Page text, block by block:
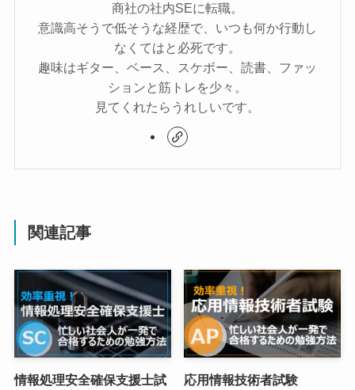
商社の社内SEに転職。
意識高そうで低そうな経歴で、いつも何か行動し
なくてはと必死です。
趣味はギター、ベース、スケボー、読書、ファッ
ションと筋トレを少々。
見てくれたらうれしいです。
関連記事
情報処理安全確保支援士試
応用情報技術者試験